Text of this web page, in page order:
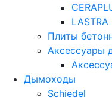
LASTRA
Плиты
Аксессуары
Дымоходы
Schiedel